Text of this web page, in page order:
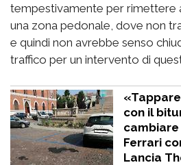
tempestivamente per rimettere
una zona pedonale, dove non
e quindi non avrebbe senso
traffico per un intervento di
con il
Ferrari
Lancia